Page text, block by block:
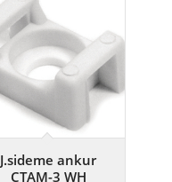
J.sideme ankur
CTAM-3 WH